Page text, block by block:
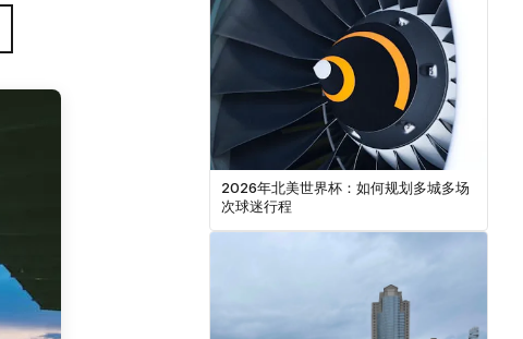
2026年北美世界杯：如何规划多城多场
次球迷行程